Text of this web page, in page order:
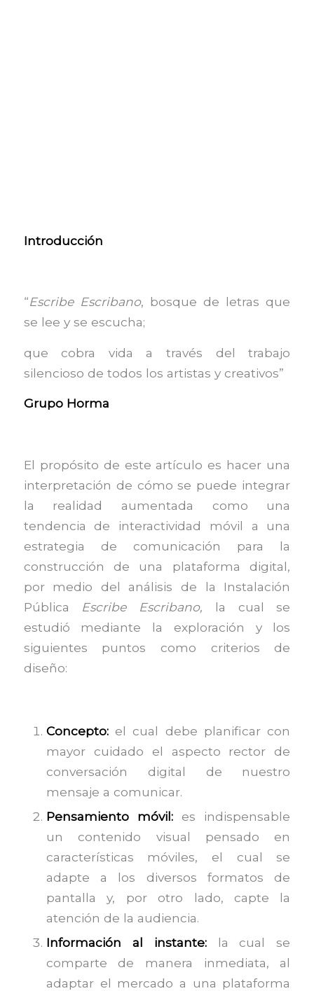
Introducción
“Escribe Escribano, bosque de letras que
se lee y se escucha;
que cobra vida a través del trabajo
silencioso de todos los artistas y creativos”
Grupo Horma
El propósito de este artículo es hacer una
interpretación de cómo se puede integrar
la realidad aumentada como una
tendencia de interactividad móvil a una
estrategia de comunicación para la
construcción de una plataforma digital,
por medio del análisis de la Instalación
Pública Escribe Escribano, la cual se
estudió mediante la exploración y los
siguientes puntos como criterios de
diseño:
Concepto:el cual debe planificar con
mayor cuidado el aspecto rector de
conversación digital de nuestro
mensaje a comunicar.
Pensamiento móvil: es indispensable
un contenido visual pensado en
características móviles, el cual se
adapte a los diversos formatos de
pantalla y, por otro lado, capte la
atención de la audiencia.
Información al instante:la cual se
comparte de manera inmediata, al
adaptar el mercado a una plataforma